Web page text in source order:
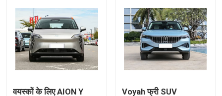
समाचार
सभी मामलों
एक बोली का अनुरोध
वयस्कों के लिए AION Y Voyah फ्री SUV